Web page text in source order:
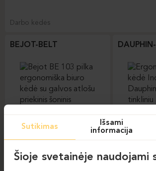
Darbo kėdės
BEJOT-BELT
Darbo kėdės
Darbo
DAUPHIN-SHAPE MESH
Sutikimas
Išsami
informacija
Šioje svetainėje naudojami